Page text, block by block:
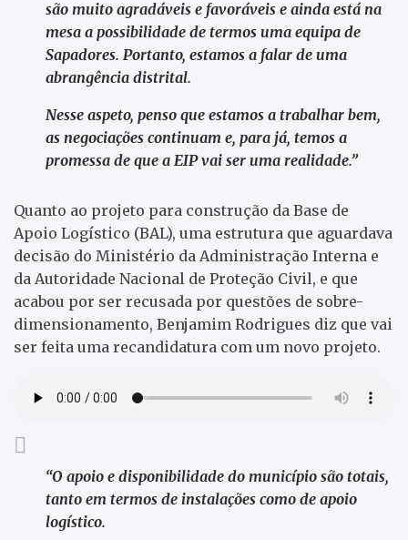
são muito agradáveis e favoráveis e ainda está na
mesa a possibilidade de termos uma equipa de
Sapadores. Portanto, estamos a falar de uma
abrangência distrital.
Nesse aspeto, penso que estamos a trabalhar bem,
as negociações continuam e, para já, temos a
promessa de que a EIP vai ser uma realidade.”
Quanto ao projeto para construção da Base de
Apoio Logístico (BAL), uma estrutura que aguardava
decisão do Ministério da Administração Interna e
da Autoridade Nacional de Proteção Civil, e que
acabou por ser recusada por questões de sobre-
dimensionamento, Benjamim Rodrigues diz que vai
ser feita uma recandidatura com um novo projeto.
“O apoio e disponibilidade do município são totais,
tanto em termos de instalações como de apoio
logístico.